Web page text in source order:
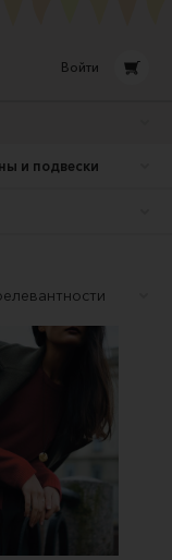
Войти
и подвески